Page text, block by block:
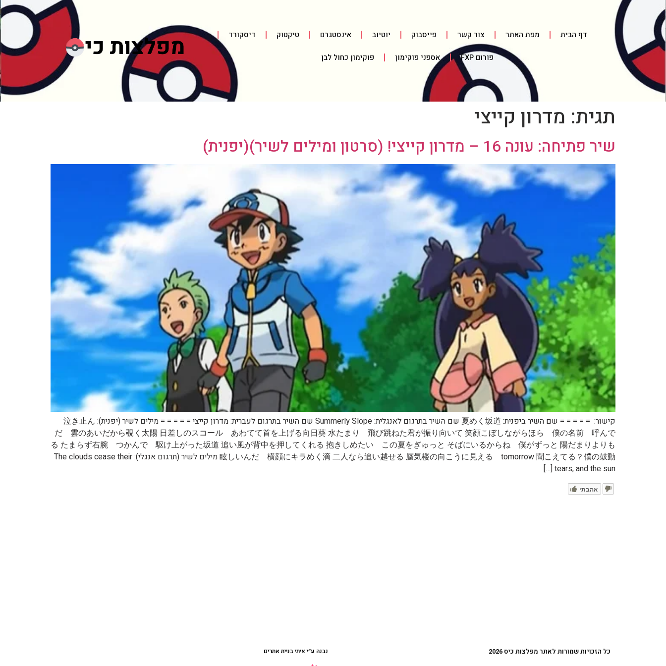
דף הבית מפת האתר צור קשר פייסבוק יוטיוב אינסטגרם טיקטוק דיסקורד
פורום FXP אספני פוקימון פוקימון כחול לבן
תגית: מדרון קייצי
שיר פתיחה: עונה 16 – מדרון קייצי! (סרטון ומילים לשיר)(יפנית)
קישור: = = = = = שם השיר ביפנית: 夏めく坂道 שם השיר בתרגום לאנגלית: Summerly Slope שם השיר בתרגום לעברית: מדרון קייצי = = = = = מילים לשיר (יפנית): 泣き止ん
だ 雲のあいだから覗く太陽 日差しのスコール あわてて首を上げる向日葵 水たまり 飛び跳ねた君が振り向いて 笑顔こぼしながらほら 僕の名前 呼んで
る たまらず右腕 つかんで 駆け上がった坂道 追い風が背中を押してくれる 抱きしめたい この夏をぎゅっと そばにいるからね 僕がずっと 陽だまりよりも
眩しいんだ 横顔にキラめく滴 二人なら追い越せる 蜃気楼の向こうに見える tomorrow 聞こえてる？僕の鼓動 מילים לשיר (תרגום אנגלי): The clouds cease their
tears, and the sun […]
אהבתי
כל הזכויות שמורות לאתר מפלצות כיס 2026 נבנה ע״י איתי בניית אתרים